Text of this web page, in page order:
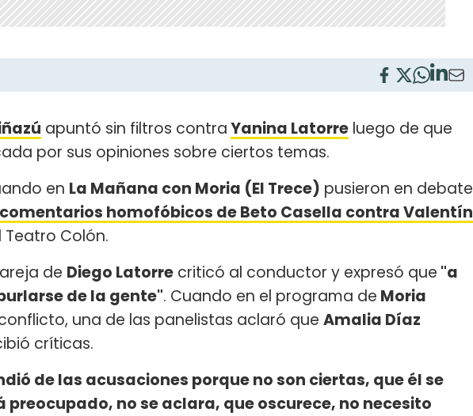
apuntó sin filtros contraYanina Latorre luego de que
por sus opiniones sobre ciertos temas.
en La Mañana con Moria (El Trece) pusieron en debate
homofóbicos de Beto Casella contra Valentín
Teatro Colón.
de Diego Latorre criticó al conductor y expresó que "a
de la gente". Cuando en el programa de Moria
una de las panelistas aclaró que Amalia Díaz
críticas.
de las acusaciones porque no son ciertas, que él se
no se aclara, que oscurece, no necesito